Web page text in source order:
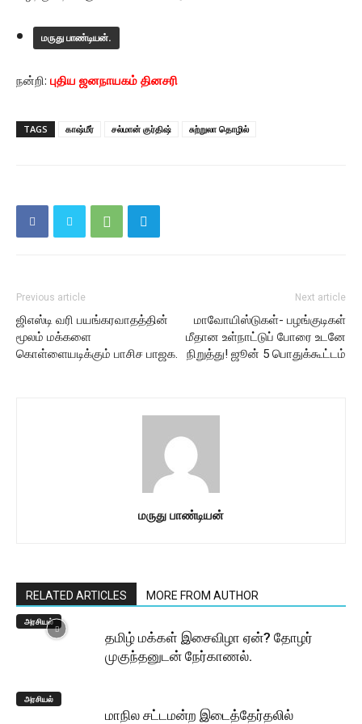
மருது பாண்டியன்.
நன்றி: புதிய ஜனநாயகம் தினசரி
TAGS காஷ்மீர் சல்மான் குர்திஷ் சுற்றுலா தொழில்
Previous article
ஜிஎஸ்டி வரி பயங்கரவாதத்தின்
மூலம் மக்களை
கொள்ளையடிக்கும் பாசிச பாஜக.
Next article
மாவோயிஸ்டுகள்- பழங்குடிகள்
மீதான உள்நாட்டுப் போரை உடனே
நிறுத்து! ஜூன் 5 பொதுக்கூட்டம்
மருது பாண்டியன்
RELATED ARTICLES MORE FROM AUTHOR
அரசியல்
தமிழ் மக்கள் இசைவிழா ஏன்? தோழர்
முகுந்தனுடன் நேர்காணல்.
அரசியல்
மாநில சட்டமன்ற இடைத்தேர்தலில்